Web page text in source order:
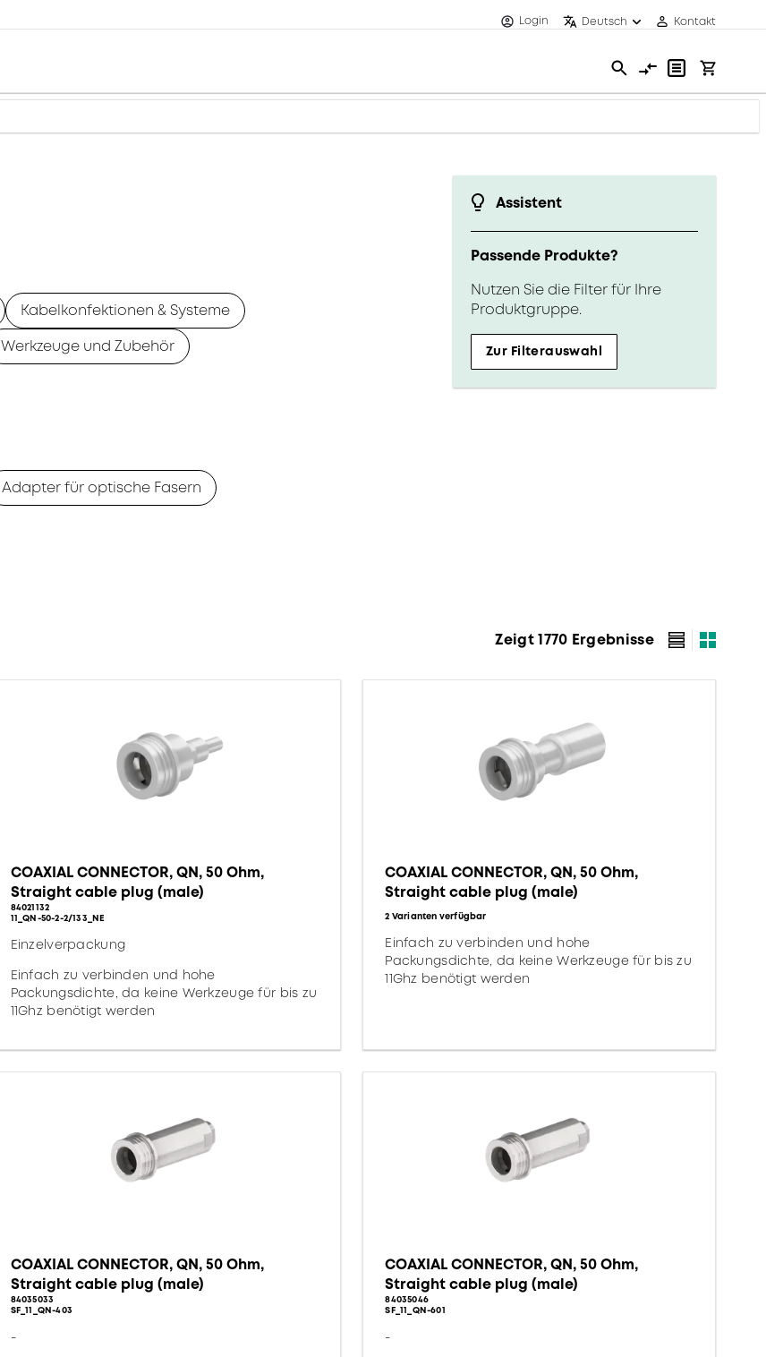
Login Deutsch Kontakt
Assistent
Passende Produkte?
Nutzen Sie die Filter für Ihre
Produktgruppe.
Zur Filterauswahl
Kabelkonfektionen & Systeme
Werkzeuge und Zubehör
Adapter für optische Fasern
Zeigt 1770 Ergebnisse
COAXIAL CONNECTOR, QN, 50 Ohm,
Straight cable plug (male)
84021132
11_QN-50-2-2/133_NE
Einzelverpackung
Einfach zu verbinden und hohe
Packungsdichte, da keine Werkzeuge für bis zu
11Ghz benötigt werden
COAXIAL CONNECTOR, QN, 50 Ohm,
Straight cable plug (male)
2 Varianten verfügbar
Einfach zu verbinden und hohe
Packungsdichte, da keine Werkzeuge für bis zu
11Ghz benötigt werden
COAXIAL CONNECTOR, QN, 50 Ohm,
Straight cable plug (male)
84035033
SF_11_QN-403
-
COAXIAL CONNECTOR, QN, 50 Ohm,
Straight cable plug (male)
84035046
SF_11_QN-601
-